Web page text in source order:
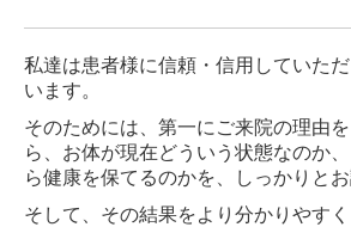
私達は患者様に信頼・信用していた
います。
そのためには、第一にご来院の理由
ら、お体が現在どういう状態なのか
ら健康を保てるのかを、しっかりとお
そして、その結果をより分かりやす